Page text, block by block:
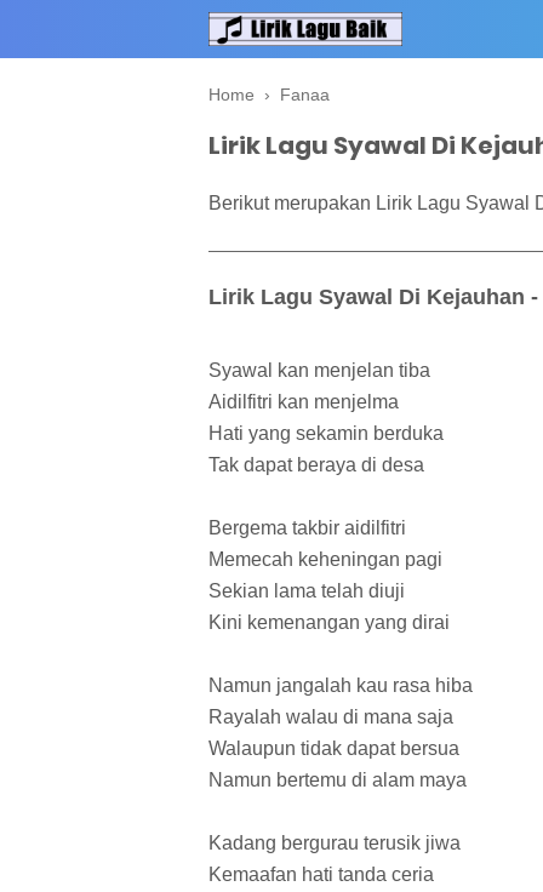
Home › Fanaa
Lirik Lagu Syawal Di
Berikut merupakan Lirik Lagu Syawal
Lirik Lagu Syawal Di Kejauhan -
Syawal kan menjelan tiba
Aidilfitri kan menjelma
Hati yang sekamin berduka
Tak dapat beraya di desa
Bergema takbir aidilfitri
Memecah keheningan pagi
Sekian lama telah diuji
Kini kemenangan yang dirai
Namun jangalah kau rasa hiba
Rayalah walau di mana saja
Walaupun tidak dapat bersua
Namun bertemu di alam maya
Kadang bergurau terusik jiwa
Kemaafan hati tanda ceria